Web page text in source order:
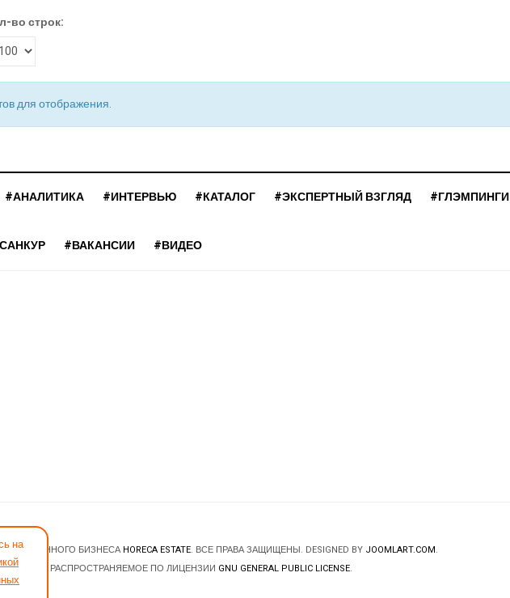
во строк:
для отображения.
на
#АНАЛИТИКА #ИНТЕРВЬЮ #КАТАЛОГ #ЭКСПЕРТНЫЙ ВЗГЛЯД #ГЛЭМПИНГИ
#ВАКАНСИИ #ВИДЕО
БИЗНЕСА HORECA ESTATE. ВСЕ ПРАВА ЗАЩИЩЕНЫ. DESIGNED BY JOOMLART.COM.
РАСПРОСТРАНЯЕМОЕ ПО ЛИЦЕНЗИИ GNU GENERAL PUBLIC LICENSE.